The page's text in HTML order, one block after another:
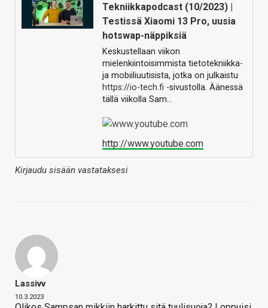
Tekniikkapodcast (10/2023) |
Testissä Xiaomi 13 Pro, uusia
hotswap-näppiksiä
Keskustellaan viikon
mielenkiintoisimmista tietotekniikka-
ja mobiiliuutisista, jotka on julkaistu
https://io-tech.fi -sivustolla. Äänessä
tällä viikolla Sam…
http://www.youtube.com
Kirjaudu sisään vastataksesi
Lassivv
10.3.2023